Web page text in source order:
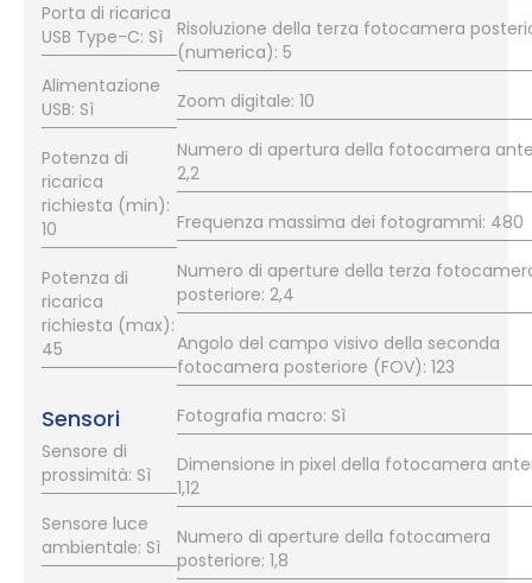
Porta di ricarica
USB Type-C: Sì
Alimentazione
USB: Sì
Potenza di
ricarica
richiesta (min):
10
Potenza di
ricarica
richiesta (max):
45
Sensori
Sensore di
prossimità: Sì
Sensore luce
ambientale: Sì
Risoluzione della terza fotocamera
(numerica): 5
Zoom digitale: 10
Numero di apertura della fotocamera
2,2
Frequenza massima dei fotogrammi: 480
Numero di aperture della terza
posteriore: 2,4
Angolo del campo visivo della seconda
fotocamera posteriore (FOV): 123
Fotografia macro: Sì
Dimensione in pixel della fotocamera
1,12
Numero di aperture della fotocamera
posteriore: 1,8